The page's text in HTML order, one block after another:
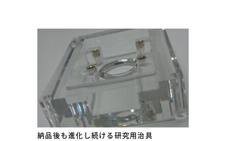
納品後も進化し続ける研究用治具